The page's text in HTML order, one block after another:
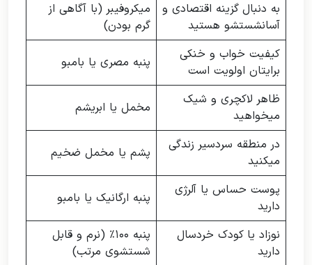
به دنبال گزینه اقتصادی و
آسانشستشو هستید
میکروفیبر (با آگاهی از
گرم بودن)
کیفیت خواب و خنکی
برایتان اولویت است
پنبه مصری یا بامبو
ظاهر لاکچری و شیک
میخواهید
مخمل یا ابریشم
در منطقه سردسیر زندگی
میکنید
پشم یا مخمل ضخیم
پوست حساس یا آلرژی
دارید
پنبه ارگانیک یا بامبو
نوزاد یا کودک خردسال
دارید
پنبه ۱۰۰٪ (نرم و قابل
شستشوی مرتب)